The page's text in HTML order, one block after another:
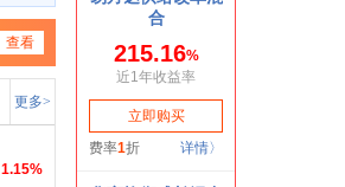
查看
更多>
1.15%